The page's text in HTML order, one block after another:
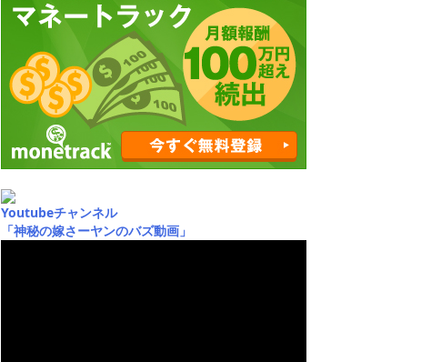
Youtubeチャンネル
「神秘の嫁さーヤンのバズ動画」